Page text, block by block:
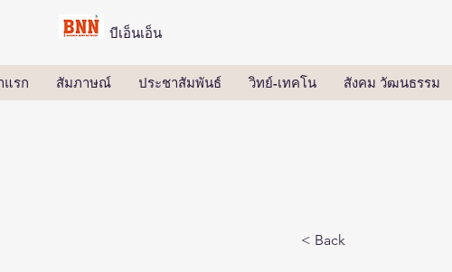
บีเอ็นเอ็น
แรก สัมภาษณ์ ประชาสัมพันธ์ วิทย์-เทคโน สังคม วัฒนธรรม
< Back